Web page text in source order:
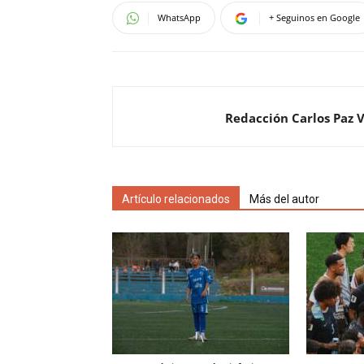
WhatsApp + Seguinos en Google
Redacción Carlos Paz
Artículo relacionados Más del autor